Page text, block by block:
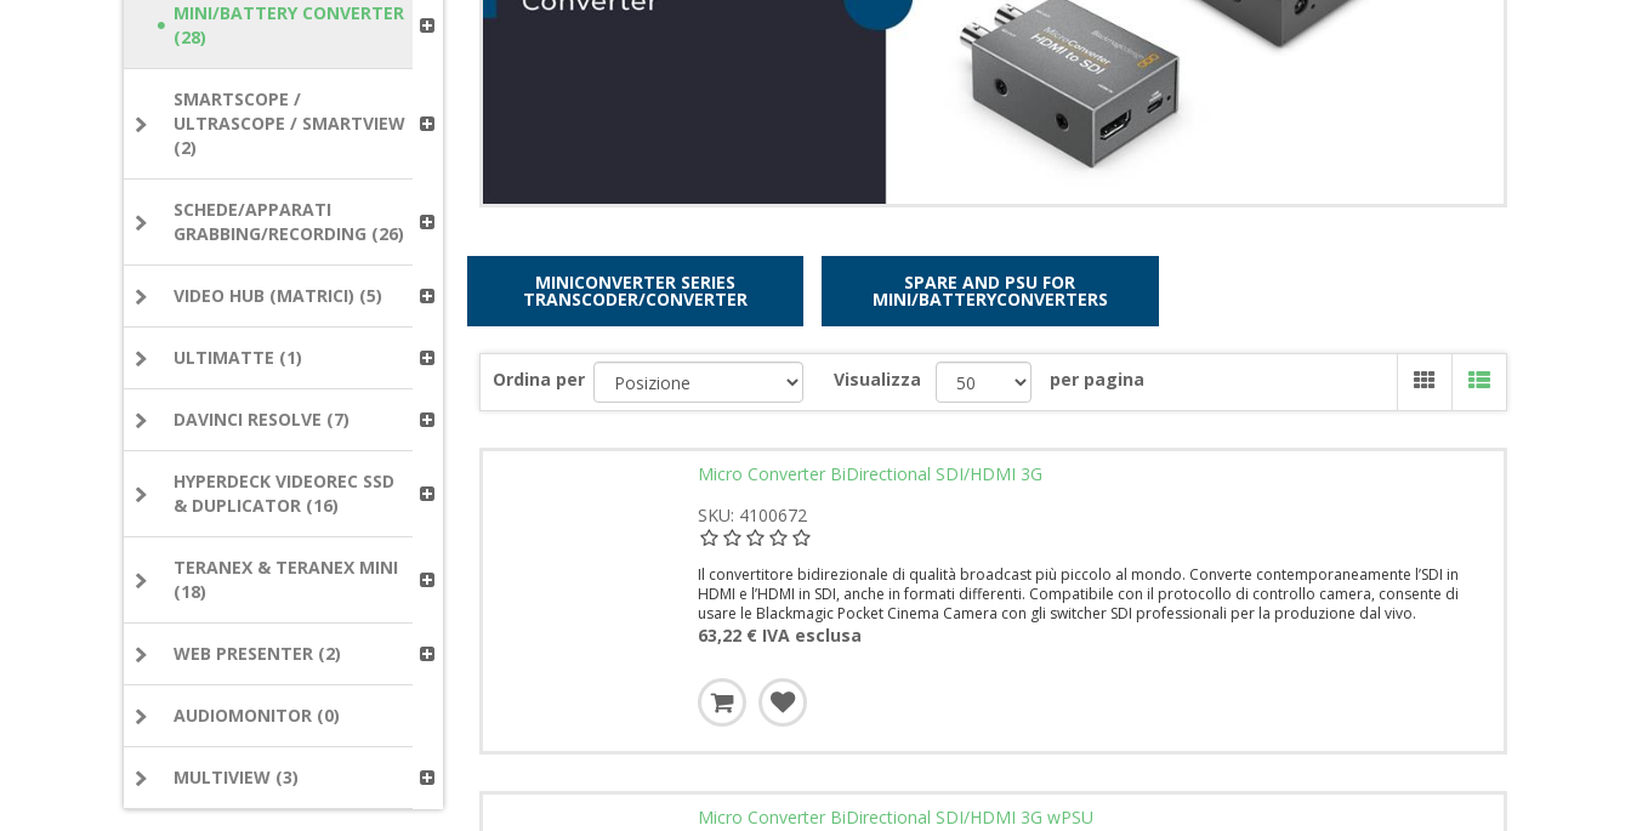
MINI/BATTERY CONVERTER
(28)
SMARTSCOPE /
ULTRASCOPE / SMARTVIEW
(2)
SCHEDE/APPARATI
GRABBING/RECORDING (26)
VIDEO HUB (MATRICI) (5)
ULTIMATTE (1)
DAVINCI RESOLVE (7)
HYPERDECK VIDEOREC SSD
& DUPLICATOR (16)
TERANEX & TERANEX MINI
(18)
WEB PRESENTER (2)
AUDIOMONITOR (0)
MULTIVIEW (3)
MINICONVERTER SERIES
TRANSCODER/CONVERTER
SPARE AND PSU FOR
MINI/BATTERYCONVERTERS
Ordina per Visualizza per pagina
Micro Converter BiDirectional SDI/HDMI 3G
SKU: 4100672
Il convertitore bidirezionale di qualità broadcast più piccolo al mondo. Converte contemporaneamente l’SDI in
HDMI e l’HDMI in SDI, anche in formati differenti. Compatibile con il protocollo di controllo camera, consente di
usare le Blackmagic Pocket Cinema Camera con gli switcher SDI professionali per la produzione dal vivo.
63,22 € IVA esclusa
Micro Converter BiDirectional SDI/HDMI 3G wPSU